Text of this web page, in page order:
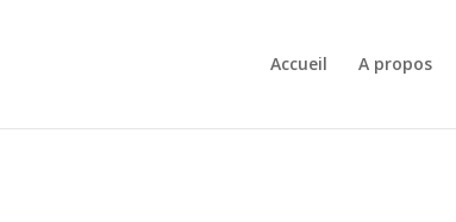
Accueil A propos